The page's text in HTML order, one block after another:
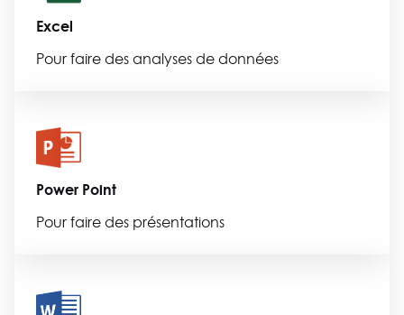
Excel
Pour faire des analyses de données
Power Point
Pour faire des présentations